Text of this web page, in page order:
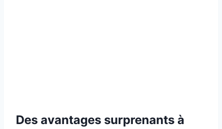
Des avantages surprenants à